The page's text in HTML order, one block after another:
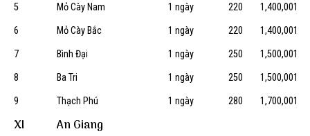
5
Mỏ Cày Nam 1 ngày 220
1,400,001
6
Mỏ Cày Bắc 1 ngày 220
1,400,001
7
Bình Đại 1 ngày 250
1,500,001
8
Ba Tri 1 ngày 250
1,500,001
9
Thạch Phú 1 ngày 280 1,700,001
XI An Giang